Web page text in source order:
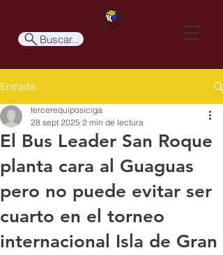
Buscar...
Entrada
El Bus Leader San Roque
planta cara al Guaguas
pero no puede evitar ser
cuarto en el torneo
internacional Isla de Gran
tercerequiposiciga
28 sept 2025 2 min de lectura